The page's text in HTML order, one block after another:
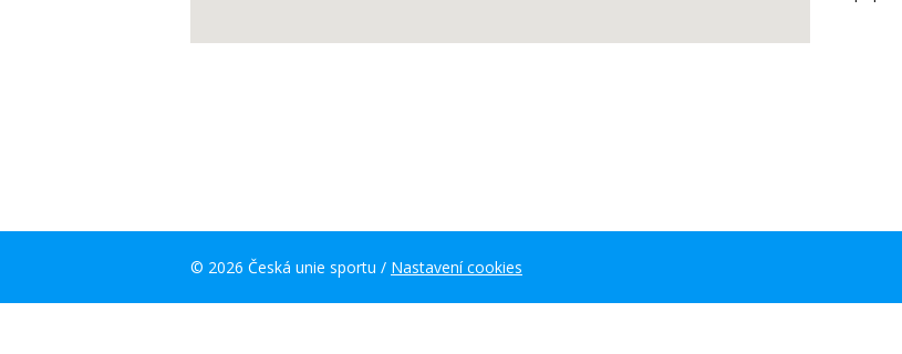
© 2026 Česká unie sportu / Nastavení cookies